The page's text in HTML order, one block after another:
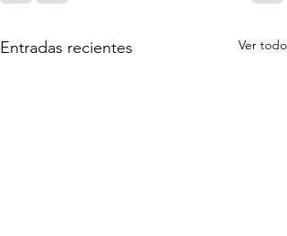
Entradas recientes Ver todo